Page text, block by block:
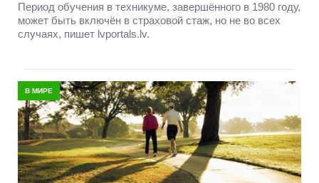
Период обучения в техникуме, завершённого в 1980 году,
может быть включён в страховой стаж, но не во всех
случаях, пишет lvportals.lv.
В МИРЕ